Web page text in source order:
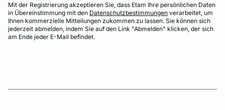
Mit der Registrierung akzeptieren Sie, dass Etam Ihre persönlichen Daten
in Übereinstimmung mit den Datenschutzbestimmungen verarbeitet, um
Ihnen kommerzielle Mitteilungen zukommen zu lassen. Sie können sich
jederzeit abmelden, indem Sie auf den Link "Abmelden" klicken, der sich
am Ende jeder E-Mail befindet.